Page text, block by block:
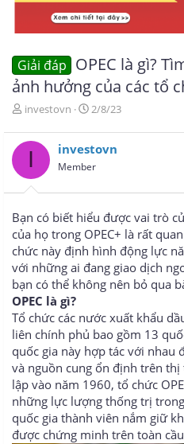
Giải đáp OPEC là gì?
ảnh hưởng của các tổ
T
r
d
s
a
r
t
e
r
investovn
N
à
y
g
i
2/8/23
I investovn
Member
Bạn có biết hiểu được vai trò
của họ trong OPEC+ là rất
chức này định hình động lực
với những ai đang giao dịch
bạn có thể không nên bỏ qua
OPEC là gì?
Tổ chức các nước xuất khẩu
liên chính phủ bao gồm 13
quốc gia này hợp tác với nhau
và nguồn cung ổn định trên
lập vào năm 1960, tổ chức
những lực lượng thống trị
quốc gia thành viên nắm giữ
được chứng minh trên toàn